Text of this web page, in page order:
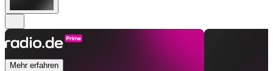
Mehr erfahren